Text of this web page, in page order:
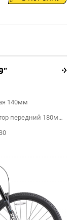
140мм
Тормоз гидравлический Shimano MT200 ротор передний 180мм, задний 180 мм